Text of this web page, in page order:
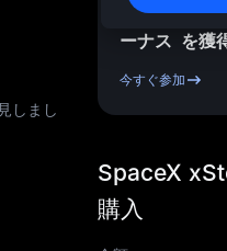
しまし
10,000
ーナス を獲
今すぐ参加
SpaceX
購入